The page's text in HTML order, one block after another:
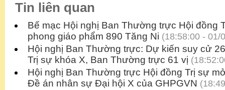
Tin liên quan
Bế mạc Hội nghị Ban Thường trực Hội đồng
phong giáo phẩm 890 Tăng Ni (18:58:00 - 01/
Hội nghị Ban Thường trực: Dự kiến suy cử
Trị sự khóa X, Ban Thường trực 61 vị
Hội nghị Ban Thường trực Hội đồng Trị sự
Đề án nhân sự Đại hội X của GHPGVN